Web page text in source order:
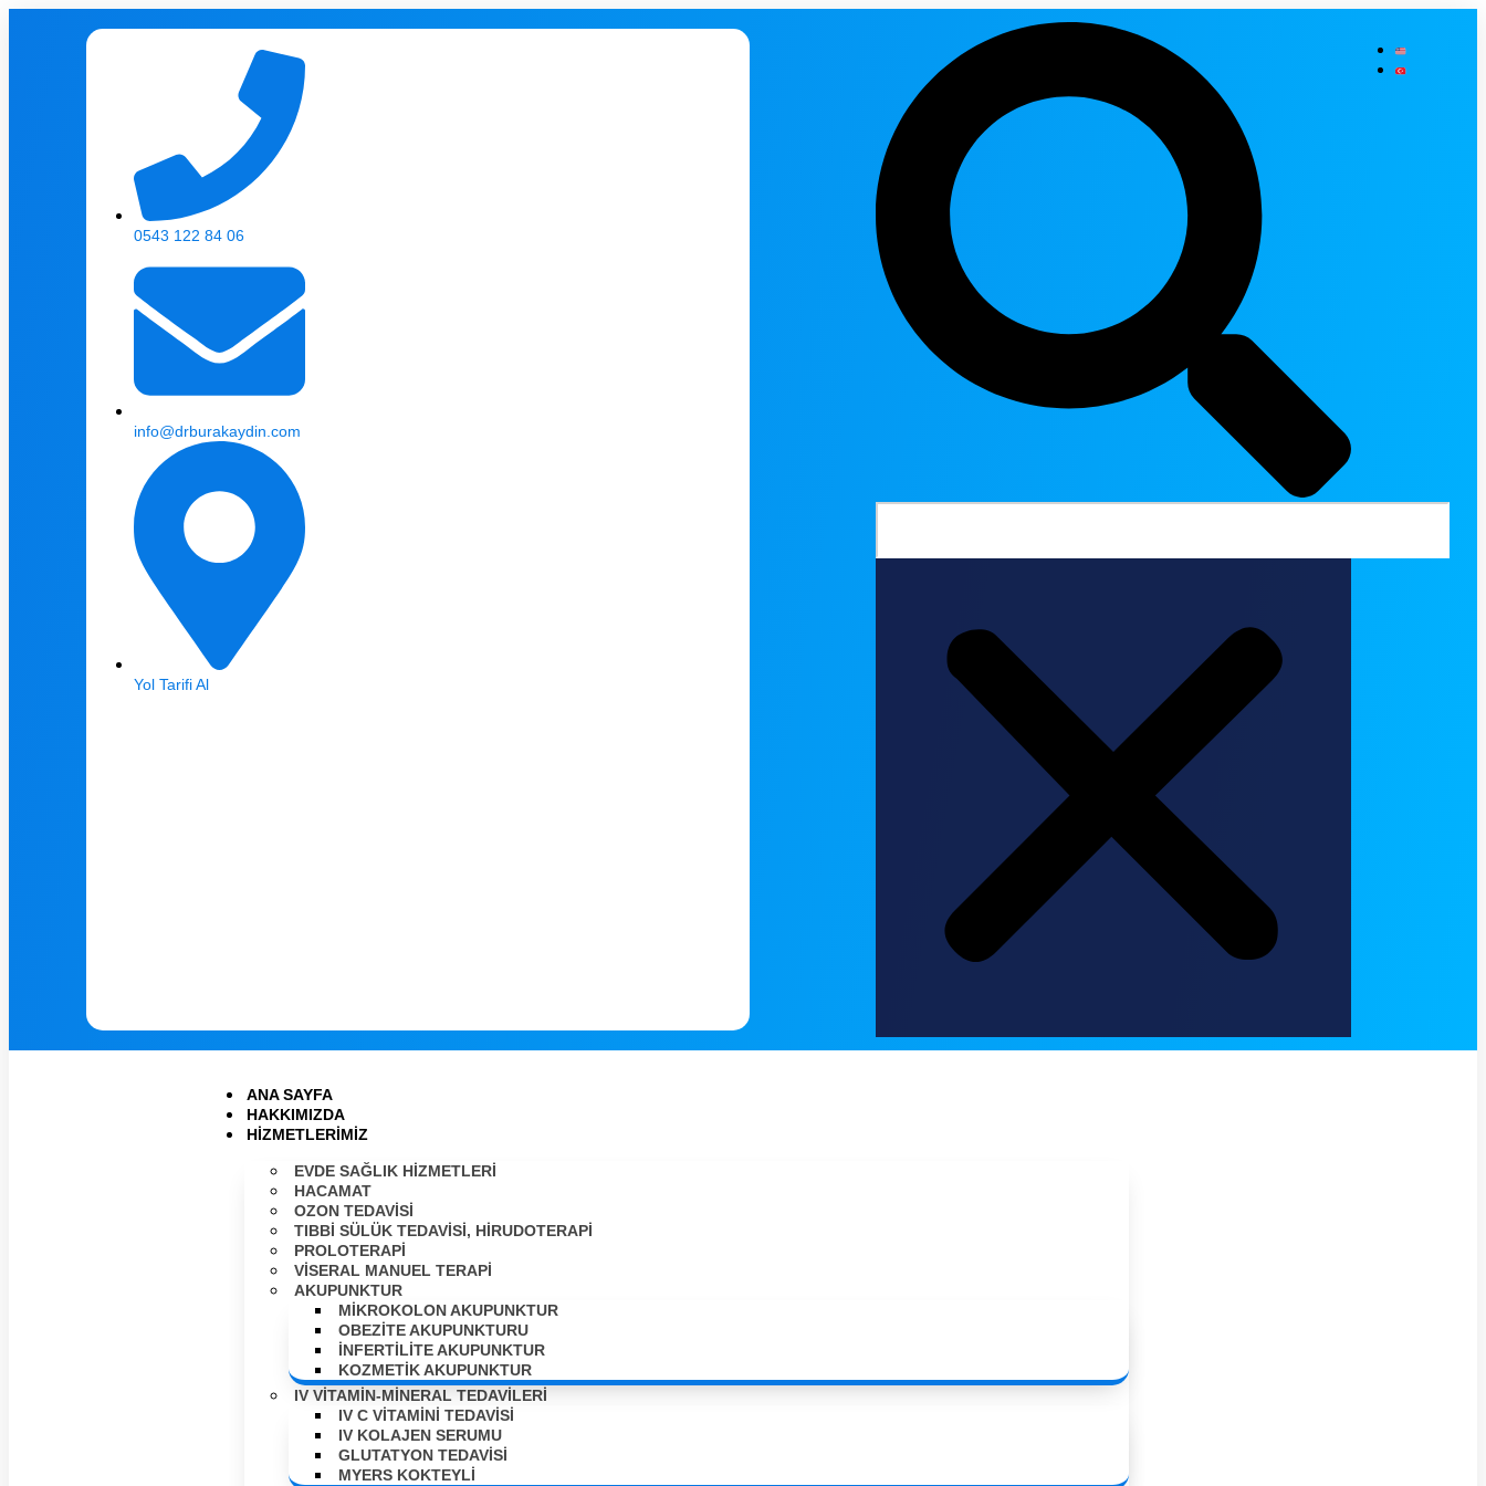
0543 122 84 06
info@drburakaydin.com
Yol Tarifi Al
ANA SAYFA
HAKKIMIZDA
HIZMETLERIMIZ
EVDE SAĞLIK HIZMETLERI
HACAMAT
OZON TEDAVISI
TIBBI SÜLÜK TEDAVISI, HIRUDOTERAPI
PROLOTERAPI
VISERAL MANUEL TERAPI
AKUPUNKTUR
MIKROKOLON AKUPUNKTUR
OBEZITE AKUPUNKTURU
İNFERTILITE AKUPUNKTUR
KOZMETIK AKUPUNKTUR
IV VİTAMİN-MİNERAL TEDAVİLERİ
IV C VITAMINI TEDAVISI
IV KOLAJEN SERUMU
GLUTATYON TEDAVISI
MYERS KOKTEYLİ